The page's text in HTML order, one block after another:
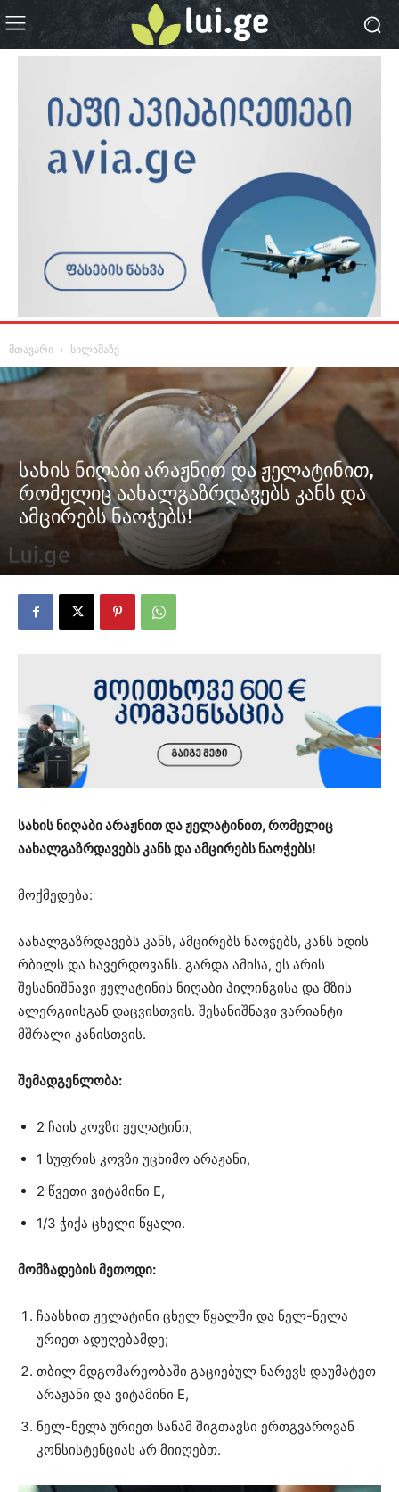
მთავარი სილამაზე
სახის ნიღაბი არაჟნით და ჟელატინით,
რომელიც აახალგაზრდავებს კანს და
ამცირებს ნაოჭებს!
სახის ნიღაბი არაჟნით და ჟელატინით, რომელიც
აახალგაზრდავებს კანს და ამცირებს ნაოჭებს!
მოქმედება:
აახალგაზრდავებს კანს, ამცირებს ნაოჭებს, კანს ხდის
რბილს და ხავერდოვანს. გარდა ამისა, ეს არის
შესანიშნავი ჟელატინის ნიღაბი პილინგისა და მზის
ალერგიისგან დაცვისთვის. შესანიშნავი ვარიანტი
მშრალი კანისთვის.
შემადგენლობა:
2 ჩაის კოვზი ჟელატინი,
1 სუფრის კოვზი უცხიმო არაჟანი,
2 წვეთი ვიტამინი E,
1/3 ჭიქა ცხელი წყალი.
მომზადების მეთოდი:
ჩაასხით ჟელატინი ცხელ წყალში და ნელ-ნელა
ურიეთ ადუღებამდე;
თბილ მდგომარეობაში გაციებულ ნარევს დაუმატეთ
არაჟანი და ვიტამინი E,
ნელ-ნელა ურიეთ სანამ შიგთავსი ერთგვაროვან
კონსისტენციას არ მიიღებთ.